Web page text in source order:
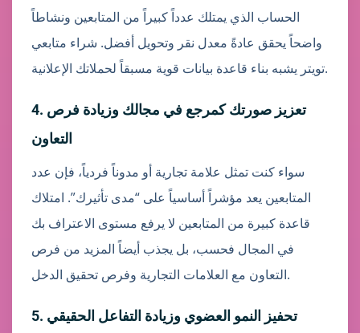
الحساب الذي يمتلك عدداً كبيراً من المتابعين ونشاطاً
واضحاً يحقق عادةً معدل نقر وتحويل أفضل. شراء متابعي
تويتر يشبه بناء قاعدة بيانات قوية مسبقاً لحملاتك الإعلانية.
4. تعزيز صورتك كمرجع في مجالك وزيادة فرص
التعاون
سواء كنت تمثل علامة تجارية أو مدوناً فردياً، فإن عدد
المتابعين يعد مؤشراً أساسياً على “مدى تأثيرك”. امتلاك
قاعدة كبيرة من المتابعين لا يرفع مستوى الاعتراف بك
في المجال فحسب، بل يجذب أيضاً المزيد من فرص
التعاون مع العلامات التجارية وفرص تحقيق الدخل.
5. تحفيز النمو العضوي وزيادة التفاعل الحقيقي